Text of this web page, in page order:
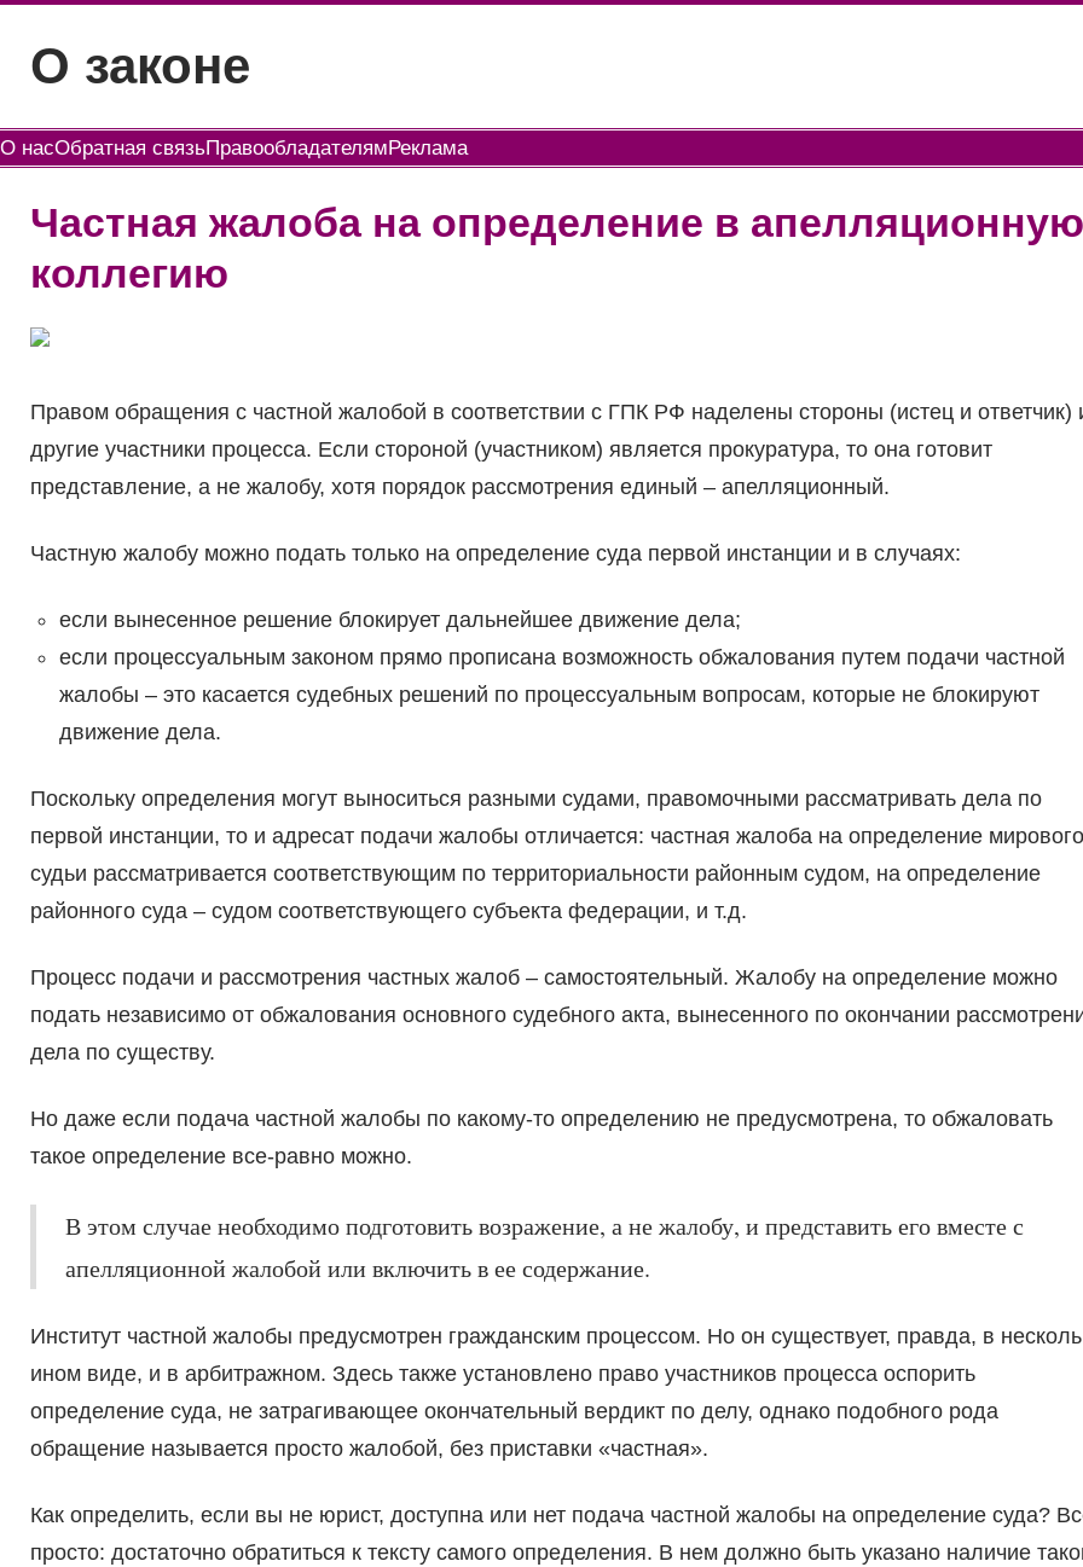
содержимому
О законе
О насОбратная связьПравообладателямРеклама
Частная жалоба на определение в апелляционную
коллегию
Правом обращения с частной жалобой в соответствии с ГПК РФ наделены стороны (истец и ответчик)
другие участники процесса. Если стороной (участником) является прокуратура, то она готовит
представление, а не жалобу, хотя порядок рассмотрения единый – апелляционный.
Частную жалобу можно подать только на определение суда первой инстанции и в случаях:
если вынесенное решение блокирует дальнейшее движение дела;
если процессуальным законом прямо прописана возможность обжалования путем подачи частной
жалобы – это касается судебных решений по процессуальным вопросам, которые не блокируют
движение дела.
Поскольку определения могут выноситься разными судами, правомочными рассматривать дела по
первой инстанции, то и адресат подачи жалобы отличается: частная жалоба на определение мирового
судьи рассматривается соответствующим по территориальности районным судом, на определение
районного суда – судом соответствующего субъекта федерации, и т.д.
Процесс подачи и рассмотрения частных жалоб – самостоятельный. Жалобу на определение можно
подать независимо от обжалования основного судебного акта, вынесенного по окончании
дела по существу.
Но даже если подача частной жалобы по какому-то определению не предусмотрена, то обжаловать
такое определение все-равно можно.
В этом случае необходимо подготовить возражение, а не жалобу, и представить его вместе с
апелляционной жалобой или включить в ее содержание.
Институт частной жалобы предусмотрен гражданским процессом. Но он существует, правда, в
ином виде, и в арбитражном. Здесь также установлено право участников процесса оспорить
определение суда, не затрагивающее окончательный вердикт по делу, однако подобного рода
обращение называется просто жалобой, без приставки «частная».
Как определить, если вы не юрист, доступна или нет подача частной жалобы на определение суда?
просто: достаточно обратиться к тексту самого определения. В нем должно быть указано наличие